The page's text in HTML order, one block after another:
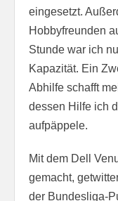
eingesetzt.
Hobbyfreunden
Stunde war ich
Kapazität. Ein
Abhilfe schafft
dessen Hilfe ich
aufpäppele.
Mit dem Dell
gemacht,
der Bundesliga-